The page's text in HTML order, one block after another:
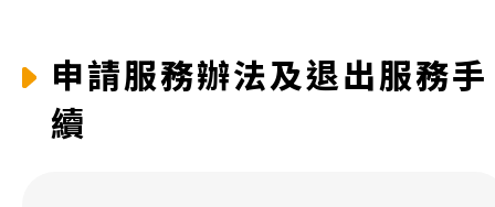
申請服務辦法及退出服務手
續